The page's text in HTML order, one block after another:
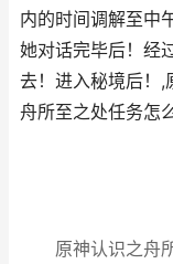
内的时间调解至中
她对话完毕后！经
去！进入秘境后！,
舟所至之处任务怎
原神认识之舟